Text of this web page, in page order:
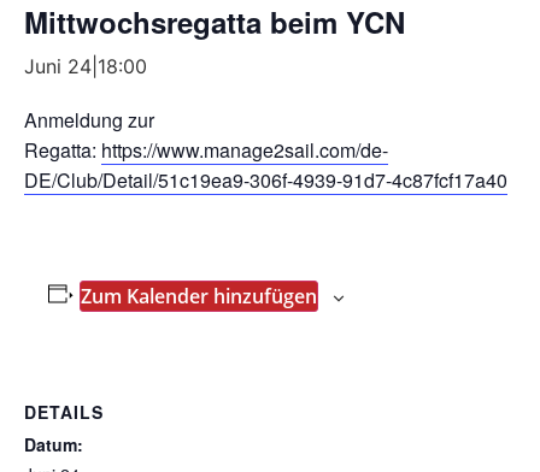
Mittwochsregatta beim YCN
Juni 24|18:00
Anmeldung zur
Regatta: https://www.manage2sail.com/de-
DE/Club/Detail/51c19ea9-306f-4939-91d7-4c87fcf17a40
Zum Kalender hinzufügen
DETAILS
Datum: